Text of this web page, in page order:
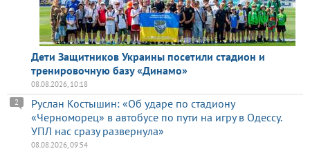
Дети Защитников Украины посетили стадион и
тренировочную базу «Динамо»
08.08.2026, 10:18
Руслан Костышин: «Об ударе по стадиону
«Черноморец» в автобусе по пути на игру в Одессу.
УПЛ нас сразу развернула»
2
08.08.2026, 09:54